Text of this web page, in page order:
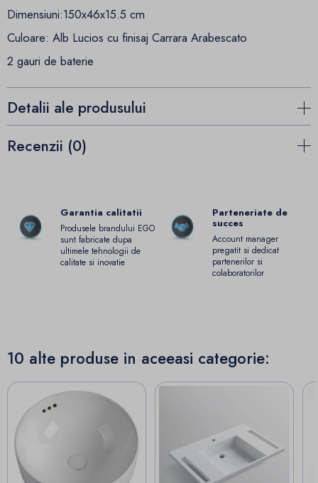
Dimensiuni:150x46x15.5 cm
Culoare: Alb Lucios cu finisaj Carrara Arabescato
2 gauri de baterie
Detalii ale produsului
Recenzii (0)
Garantia calitatii
Produsele brandului EGO
sunt fabricate dupa
ultimele tehnologii de
calitate si inovatie
Parteneriate de
succes
Account manager
pregatit si dedicat
partenerilor si
colaboratorilor
10 alte produse in aceeasi categorie: